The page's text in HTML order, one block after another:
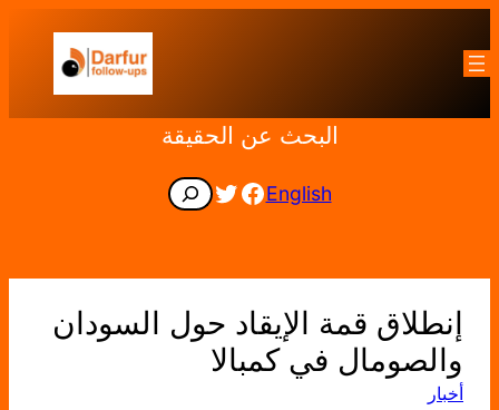
إلى
المحتوى
البحث عن الحقيقة
English
Facebook
Twitter
Search
إنطلاق قمة الإيقاد حول السودان
والصومال في كمبالا
أخبار